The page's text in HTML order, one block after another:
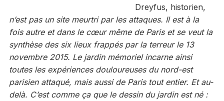
Dreyfus, historien,
n’est pas un site meurtri par les attaques. Il est à la
fois autre et dans le cœur même de Paris et se veut la
synthèse des six lieux frappés par la terreur le 13
novembre 2015. Le jardin mémoriel incarne ainsi
toutes les expériences douloureuses du nord-est
parisien attaqué, mais aussi de Paris tout entier. Et au-
delà. C’est comme ça que le dessin du jardin est né :